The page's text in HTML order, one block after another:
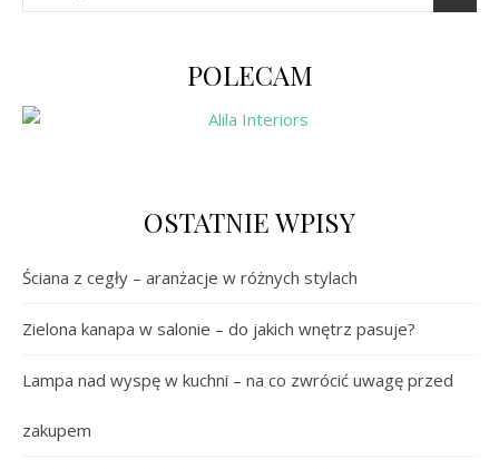
POLECAM
OSTATNIE WPISY
Ściana z cegły – aranżacje w różnych stylach
Zielona kanapa w salonie – do jakich wnętrz pasuje?
Lampa nad wyspę w kuchni – na co zwrócić uwagę przed
zakupem